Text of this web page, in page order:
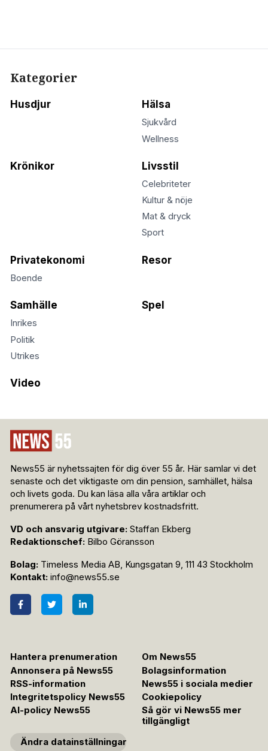
Kategorier
Husdjur Hälsa
Sjukvård
Wellness
Krönikor Livsstil
Celebriteter
Kultur & nöje
Mat & dryck
Sport
Privatekonomi
Boende
Resor
Samhälle
Inrikes
Politik
Utrikes
Spel
Video
News55 är nyhetssajten för dig över 55 år. Här samlar vi det
senaste och det viktigaste om din pension, samhället, hälsa
och livets goda. Du kan läsa alla våra artiklar och
prenumerera på vårt nyhetsbrev kostnadsfritt.
VD och ansvarig utgivare: Staffan Ekberg
Redaktionschef: Bilbo Göransson
Bolag: Timeless Media AB, Kungsgatan 9, 111 43 Stockholm
Kontakt: info@news55.se
Hantera prenumeration
Om News55
Annonsera på News55
Bolagsinformation
RSS-information
News55 i sociala medier
Integritetspolicy News55
Cookiepolicy
AI-policy News55
Så gör vi News55 mer
tillgängligt
Ändra datainställningar